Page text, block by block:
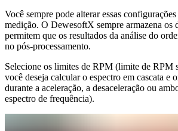
Você sempre pode alterar essas
medição. O DewesoftX sempre armazena os
permitem que os resultados da análise do
no pós-processamento.
Selecione os limites de RPM (limite de RPM
você deseja calcular o espectro em cascata e
durante a aceleração, a desaceleração ou
espectro de frequência).